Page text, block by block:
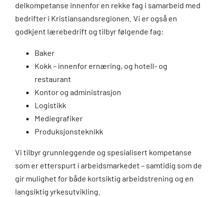
delkompetanse innenfor en rekke fag i samarbeid med
bedrifter i Kristiansandsregionen. Vi er også en
godkjent lærebedrift og tilbyr følgende fag:
Baker
Kokk – innenfor ernæring, og hotell- og
restaurant
Kontor og administrasjon
Logistikk
Mediegrafiker
Produksjonsteknikk
Vi tilbyr grunnleggende og spesialisert kompetanse
som er etterspurt i arbeidsmarkedet – samtidig som de
gir mulighet for både kortsiktig arbeidstrening og en
langsiktig yrkesutvikling.